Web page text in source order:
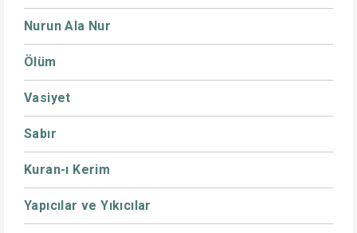
Nurun Ala Nur
Ölüm
Vasiyet
Sabır
Kuran-ı Kerim
Yapıcılar ve Yıkıcılar